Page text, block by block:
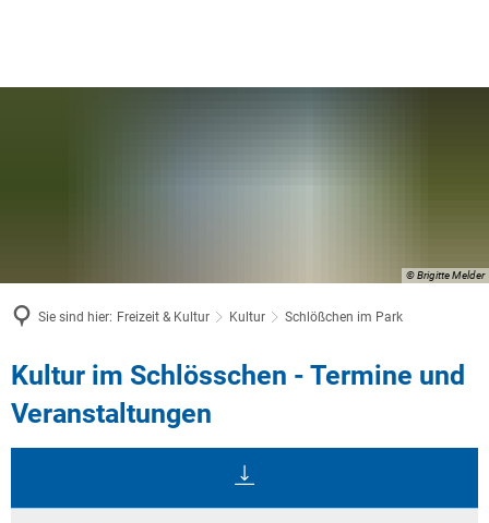
© Brigitte Melder
Sie sind hier: Freizeit & Kultur Kultur Schlößchen im Park
Schlößchen
im
Park
Kultur im Schlösschen - Termine und
Veranstaltungen